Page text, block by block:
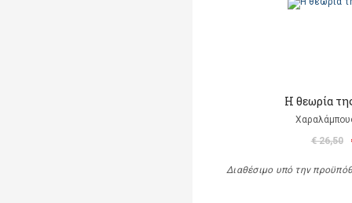
Η θεωρία
€ 26,50
Διαθέσιμο υπό την